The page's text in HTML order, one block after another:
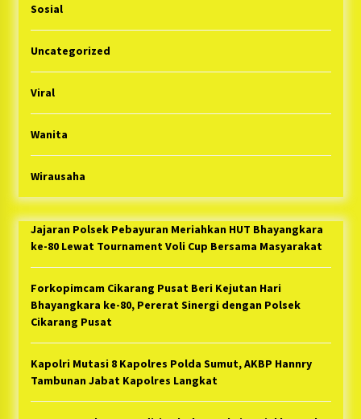
Sosial
Uncategorized
Viral
Wanita
Wirausaha
Jajaran Polsek Pebayuran Meriahkan HUT Bhayangkara
ke-80 Lewat Tournament Voli Cup Bersama Masyarakat
Forkopimcam Cikarang Pusat Beri Kejutan Hari
Bhayangkara ke-80, Pererat Sinergi dengan Polsek
Cikarang Pusat
Kapolri Mutasi 8 Kapolres Polda Sumut, AKBP Hannry
Tambunan Jabat Kapolres Langkat